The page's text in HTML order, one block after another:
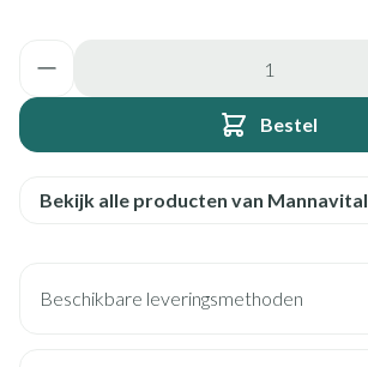
Bestel
Bekijk alle producten van Mannavital
Beschikbare leveringsmethoden